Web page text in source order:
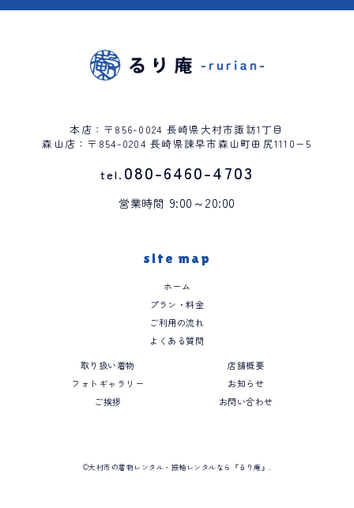
本店：〒856-0024 長崎県大村市諏訪1丁目
森山店：〒854-0204 長崎県諫早市森山町田尻1110−5
tel. 080-6460-4703
営業時間 9:00～20:00
site map
ホーム
プラン・料金
ご利用の流れ
よくある質問
取り扱い着物
フォトギャラリー
ご挨拶
店舗概要
お知らせ
お問い合わせ
©大村市の着物レンタル・振袖レンタルなら『るり庵』.